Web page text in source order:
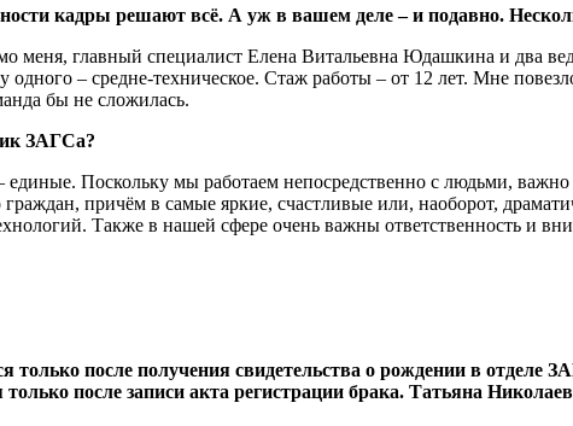
кадры решают всё. А уж в вашем деле – и подавно.
меня, главный специалист Елена Витальевна Юдашкина и два
одного – средне-техническое. Стаж работы – от 12 лет. Мне
бы не сложилась.
ЗАГСа?
единые. Поскольку мы работаем непосредственно с людьми,
причём в самые яркие, счастливые или, наоборот,
Также в нашей сфере очень важны ответственность и
только после получения свидетельства о рождении в отделе
после записи акта регистрации брака. Татьяна